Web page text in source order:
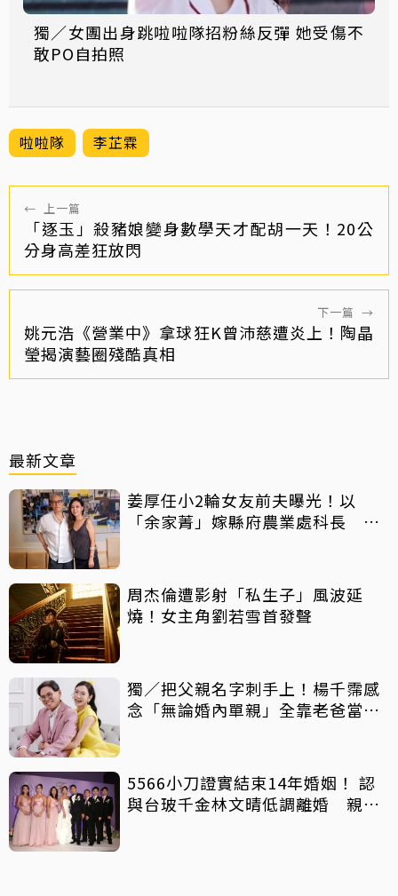
獨／女團出身跳啦啦隊招粉絲反彈 她受傷不
敢PO自拍照
啦啦隊 李芷霖
← 上一篇
「逐玉」殺豬娘變身數學天才配胡一天！20公
分身高差狂放閃
下一篇 →
姚元浩《營業中》拿球狂K曾沛慈遭炎上！陶晶
瑩揭演藝圈殘酷真相
最新文章
姜厚任小2輪女友前夫曝光！以
「余家菁」嫁縣府農業處科長 交
周杰倫遭影射「私生子」風波延
燒！女主角劉若雪首發聲
獨／把父親名字刺手上！楊千霈感
念「無論婚內單親」全靠老爸當後
5566小刀證實結束14年婚姻！ 認
與台玻千金林文晴低調離婚 親發